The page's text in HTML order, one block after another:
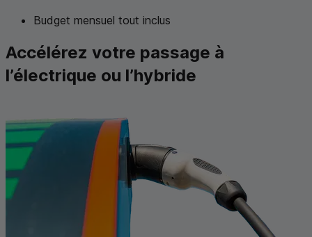
Budget mensuel tout inclus
Accélérez votre passage à
l’électrique ou l’hybride